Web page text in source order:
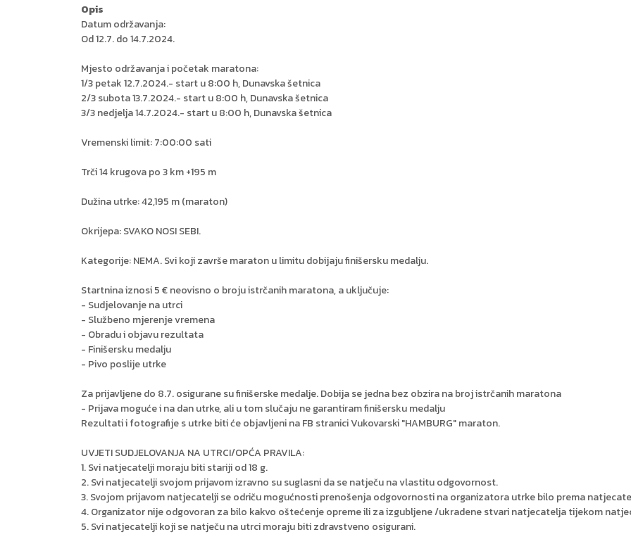
Opis
Datum održavanja:
Od 12.7. do 14.7.2024.
Mjesto održavanja i početak maratona:
1/3 petak 12.7.2024.- start u 8:00 h, Dunavska šetnica
2/3 subota 13.7.2024.- start u 8:00 h, Dunavska šetnica
3/3 nedjelja 14.7.2024.- start u 8:00 h, Dunavska šetnica
Vremenski limit: 7:00:00 sati
Trči 14 krugova po 3 km +195 m
Dužina utrke: 42,195 m (maraton)
Okrijepa: SVAKO NOSI SEBI.
Kategorije: NEMA. Svi koji završe maraton u limitu dobijaju finišersku medalju.
Startnina iznosi 5 € neovisno o broju istrčanih maratona, a uključuje:
- Sudjelovanje na utrci
- Službeno mjerenje vremena
- Obradu i objavu rezultata
- Finišersku medalju
- Pivo poslije utrke
Za prijavljene do 8.7. osigurane su finišerske medalje. Dobija se jedna bez obzira na broj istrčanih maratona
- Prijava moguće i na dan utrke, ali u tom slučaju ne garantiram finišersku medalju
Rezultati i fotografije s utrke biti će objavljeni na FB stranici Vukovarski "HAMBURG" maraton.
UVJETI SUDJELOVANJA NA UTRCI/OPĆA PRAVILA:
1. Svi natjecatelji moraju biti stariji od 18 g.
2. Svi natjecatelji svojom prijavom izravno su suglasni da se natječu na vlastitu odgovornost.
3. Svojom prijavom natjecatelji se odriču mogućnosti prenošenja odgovornosti na organizatora utrke bilo prema
4. Organizator nije odgovoran za bilo kakvo oštećenje opreme ili za izgubljene /ukradene stvari natjecatelja tijekom
5. Svi natjecatelji koji se natječu na utrci moraju biti zdravstveno osigurani.